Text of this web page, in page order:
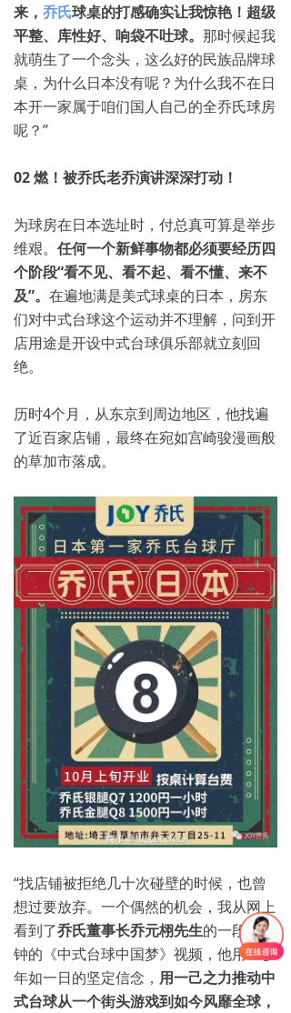
来， 乔氏球桌的打感确实让我惊艳！超级
平整、库性好、响袋不吐球。 那时候起我
就萌生了一个念头，这么好的民族品牌球
桌，为什么日本没有呢？为什么我不在日
本开一家属于咱们国人自己的全乔氏球房
呢？”
02 燃！被乔氏老乔演讲深深打动！
为球房在日本选址时，付总真可算是举步
维艰。 任何一个新鲜事物都必须要经历四
个阶段“看不见、看不起、看不懂、来不
及”。 在遍地满是美式球桌的日本，房东
们对中式台球这个运动并不理解，问到开
店用途是开设中式台球俱乐部就立刻回
绝。
历时4个月，从东京到周边地区，他找遍
了近百家店铺，最终在宛如宫崎骏漫画般
的草加市落成。
“找店铺被拒绝几十次碰壁的时候，也曾
想过要放弃。一个偶然的机会，我从网上
看到了乔氏董事长乔元栩先生的一段六分
钟的《中式台球中国梦》视频，他用30多
年如一日的坚定信念， 用一己之力推动中
式台球从一个街头游戏到如今风靡全球，